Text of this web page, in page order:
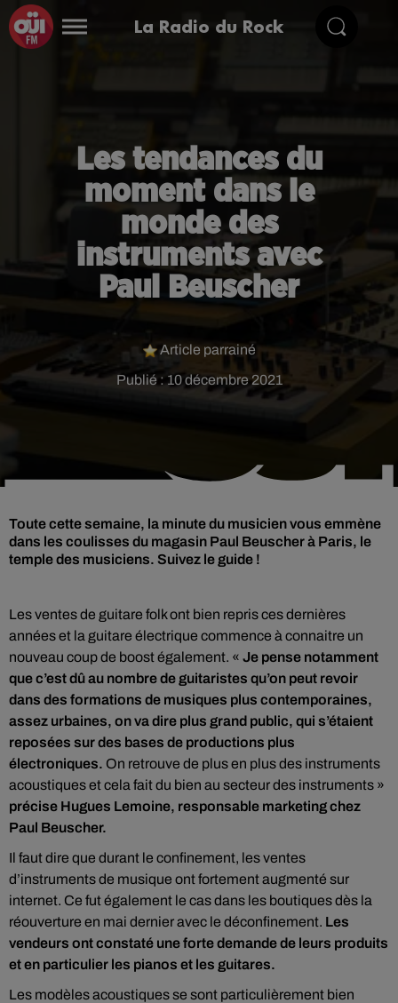
La Radio du Rock
Les tendances du
moment dans le
monde des
instruments avec
Paul Beuscher
Publié : 10 décembre 2021
Article parrainé
Toute cette semaine, la minute du musicien vous emmène
dans les coulisses du magasin Paul Beuscher à Paris, le
temple des musiciens. Suivez le guide !
Les ventes de guitare folk ont bien repris ces dernières
années et la guitare électrique commence à connaitre un
nouveau coup de boost également. « Je pense notamment
que c’est dû au nombre de guitaristes qu’on peut revoir
dans des formations de musiques plus contemporaines,
assez urbaines, on va dire plus grand public, qui s’étaient
reposées sur des bases de productions plus
électroniques. On retrouve de plus en plus des instruments
acoustiques et cela fait du bien au secteur des instruments »
précise Hugues Lemoine, responsable marketing chez
Paul Beuscher.
Il faut dire que durant le confinement, les ventes
d’instruments de musique ont fortement augmenté sur
internet. Ce fut également le cas dans les boutiques dès la
réouverture en mai dernier avec le déconfinement. Les
vendeurs ont constaté une forte demande de leurs produits
et en particulier les pianos et les guitares.
Les modèles acoustiques se sont particulièrement bien